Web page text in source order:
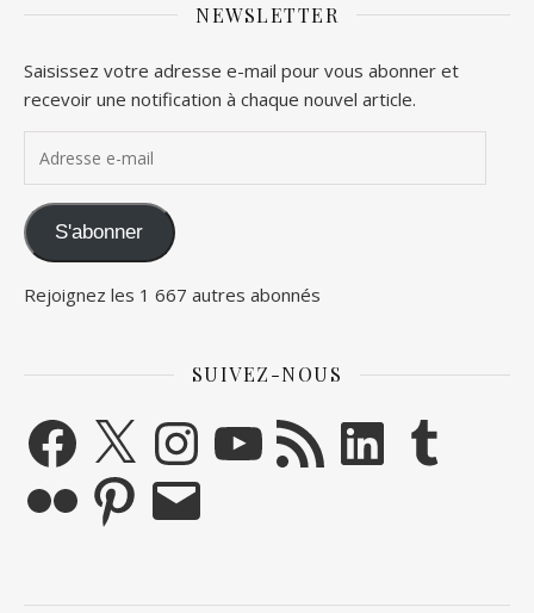
NEWSLETTER
Saisissez votre adresse e-mail pour vous abonner et
recevoir une notification à chaque nouvel article.
S'abonner
Rejoignez les 1 667 autres abonnés
SUIVEZ-NOUS
Facebook
X InstagramYouTubeFlux RSSLinkedIn Tumblr
PinterestE-mail